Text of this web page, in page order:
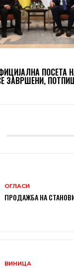
ПОСЕТА
ЗАВРШЕНИ,
ОГЛАСИ
ПРОДАЖБА НА
ВИНИЦА